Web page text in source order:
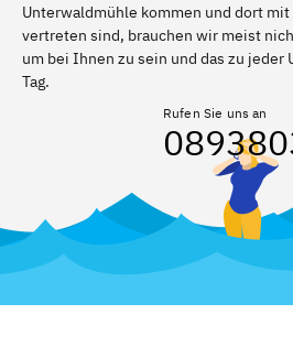
Unterwaldmühle kommen und dort
vertreten sind, brauchen wir meist
um bei Ihnen zu sein und das zu jeder
Tag.
Rufen Sie uns an